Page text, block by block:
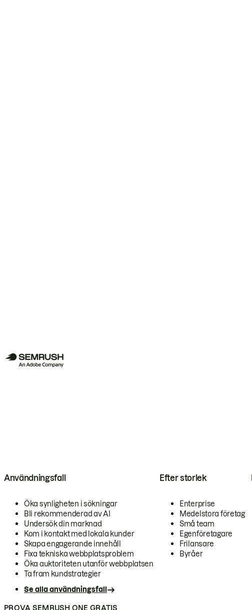
Användningsfall
Öka synligheten i sökningar
Bli rekommenderad av AI
Undersök din marknad
Kom i kontakt med lokala kunder
Skapa engagerande innehåll
Fixa tekniska webbplatsproblem
Öka auktoriteten utanför webbplatsen
Ta fram kundstrategier
Se alla användningsfall
Efter storlek
Enterprise
Medelstora företag
Små team
Egenföretagare
Frilansare
Byråer
PROVA SEMRUSH ONE GRATIS